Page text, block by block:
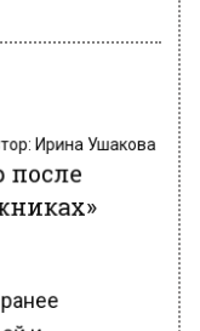
после
и